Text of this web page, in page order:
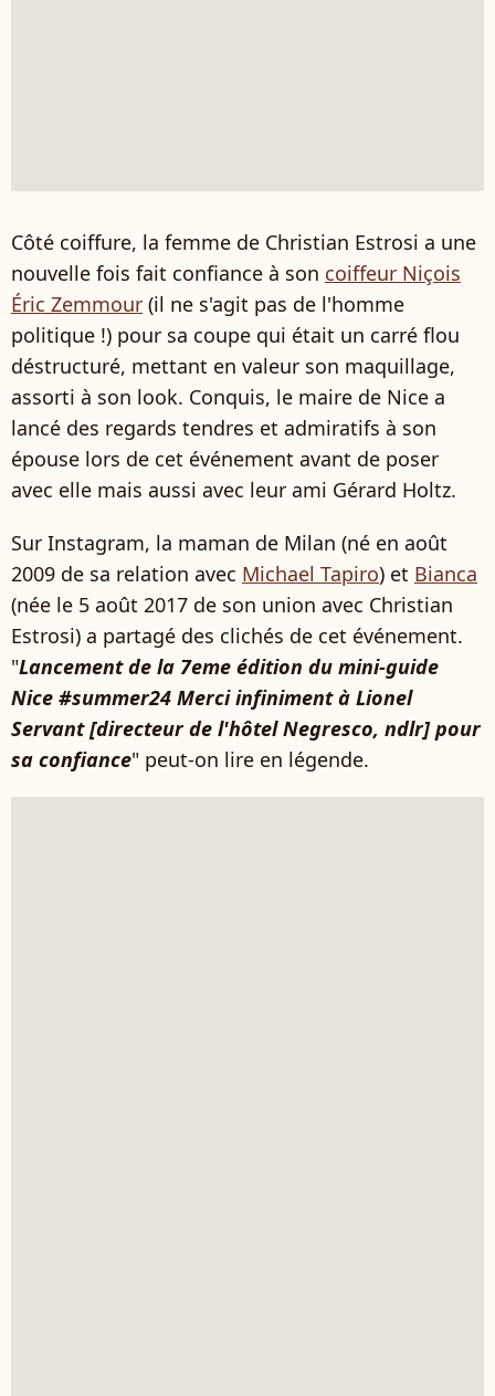
Côté coiffure, la femme de Christian Estrosi a une
nouvelle fois fait confiance à son coiffeur Niçois
Éric Zemmour (il ne s'agit pas de l'homme
politique !) pour sa coupe qui était un carré flou
déstructuré, mettant en valeur son maquillage,
assorti à son look. Conquis, le maire de Nice a
lancé des regards tendres et admiratifs à son
épouse lors de cet événement avant de poser
avec elle mais aussi avec leur ami Gérard Holtz.
Sur Instagram, la maman de Milan (né en août
2009 de sa relation avec Michael Tapiro) et Bianca
(née le 5 août 2017 de son union avec Christian
Estrosi) a partagé des clichés de cet événement.
"Lancement de la 7eme édition du mini-guide
Nice #summer24 Merci infiniment à Lionel
Servant [directeur de l'hôtel Negresco, ndlr] pour
sa confiance" peut-on lire en légende.